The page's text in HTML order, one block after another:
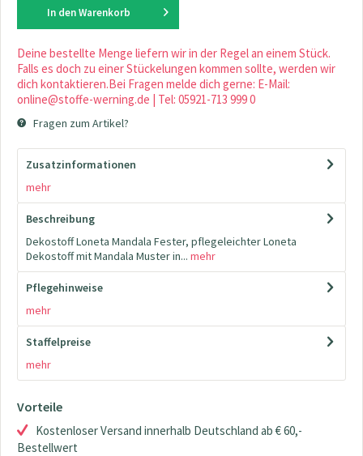
In den Warenkorb
Deine bestellte Menge liefern wir in der Regel an einem Stück.
Falls es doch zu einer Stückelungen kommen sollte, werden wir
dich kontaktieren.Bei Fragen melde dich gerne: E-Mail:
online@stoffe-werning.de | Tel: 05921-713 999 0
Fragen zum Artikel?
Zusatzinformationen
mehr
Beschreibung
Dekostoff Loneta Mandala Fester, pflegeleichter Loneta
Dekostoff mit Mandala Muster in... mehr
Pflegehinweise
mehr
Staffelpreise
mehr
Vorteile
Kostenloser Versand innerhalb Deutschland ab € 60,-
Bestellwert